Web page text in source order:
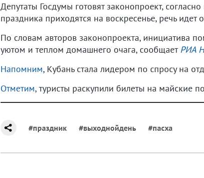
Депутаты Госдумы готовят законопроект,
праздника приходятся на воскресенье, речь
По словам авторов законопроекта, инициатива
уютом и теплом домашнего очага, сообщаетРИА
Напомним, Кубань стала лидером по спросу на
Отметим, туристы раскупили билеты на майские
#праздник #выходнойдень #пасха